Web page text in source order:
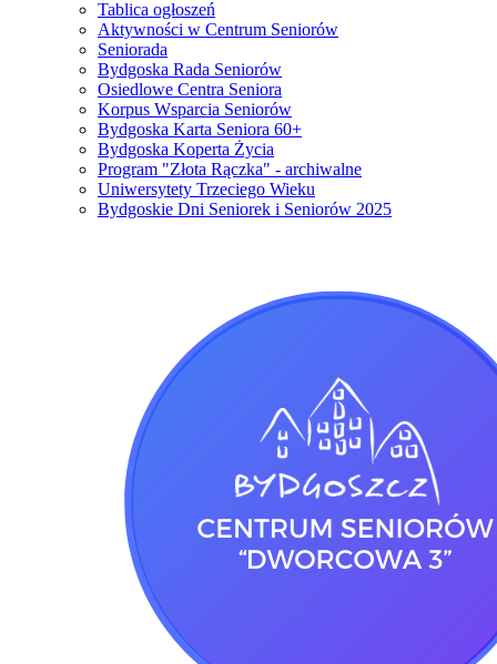
Tablica ogłoszeń
Aktywności w Centrum Seniorów
Seniorada
Bydgoska Rada Seniorów
Osiedlowe Centra Seniora
Korpus Wsparcia Seniorów
Bydgoska Karta Seniora 60+
Bydgoska Koperta Życia
Program "Złota Rączka" - archiwalne
Uniwersytety Trzeciego Wieku
Bydgoskie Dni Seniorek i Seniorów 2025